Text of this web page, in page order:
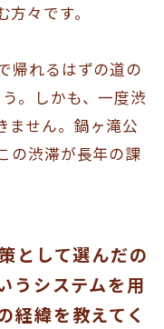
々です。
帰れるはずの道の
。しかも、一度渋
ません。鍋ヶ滝公
の渋滞が長年の課
として選んだの
うシステムを用
経緯を教えてく